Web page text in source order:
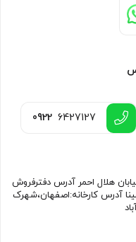
0922 6427127
آدرس دفتر همکاران: تهران ، بزرگراه نواب ، خیابان هلال احمر آدرس دفترفروش
اینترنتی:اصفهان،خیابان شیخ بهایی ،کوچه مینا آدرس کارخانه:اصفهان،شهرک